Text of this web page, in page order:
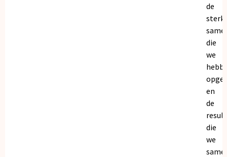
de
die
we
en
de
die
we